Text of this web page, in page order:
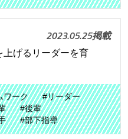
2023.05.25掲載
上げるリーダーを育
ワーク
#リーダー
#後輩
#部下指導